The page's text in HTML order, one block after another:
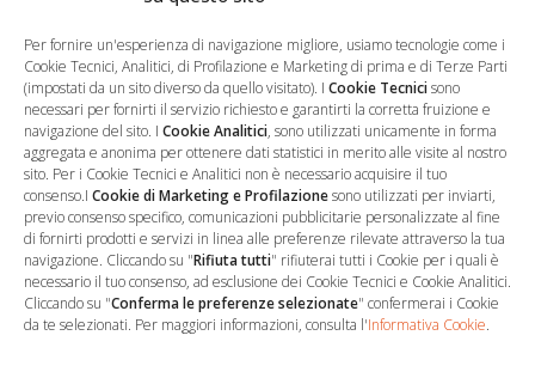
Per fornire un'esperienza di navigazione migliore, usiamo tecnologie come i
Cookie Tecnici, Analitici, di Profilazione e Marketing di prima e di Terze Parti
(impostati da un sito diverso da quello visitato). I Cookie Tecnicisono
necessari per fornirti il servizio richiesto e garantirti la corretta fruizione e
navigazione del sito. I Cookie Analitici, sono utilizzati unicamente in forma
aggregata e anonima per ottenere dati statistici in merito alle visite al nostro
sito. Per i Cookie Tecnici e Analitici non è necessario acquisire il tuo
consenso.I Cookie di Marketing e Profilazionesono utilizzati per inviarti,
previo consenso specifico, comunicazioni pubblicitarie personalizzate al fine
di fornirti prodotti e servizi in linea alle preferenze rilevate attraverso la tua
navigazione. Cliccando su "Rifiuta tutti" rifiuterai tutti i Cookie per i quali è
necessario il tuo consenso, ad esclusione dei Cookie Tecnici e Cookie Analitici.
Cliccando su "Conferma le preferenze selezionate" confermerai i Cookie
da te selezionati. Per maggiori informazioni, consulta l'Informativa Cookie.
CONTINUE READING
… Sede Operativa
via Marco Decumio, 19 -
Roma